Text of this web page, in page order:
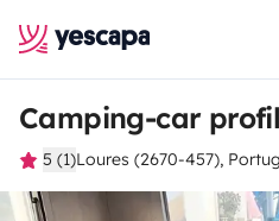
Camping-car
5 (1)Loures (2670-457),